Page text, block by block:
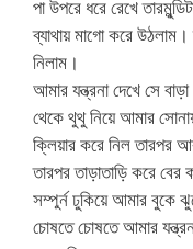
পা উপরে ধরে রেখে
ব্যাথায় মাগো করে
নিলাম।
আমার যন্ত্রনা দেখে সে
থেকে থুথু নিয়ে আমার
ক্লিয়ার করে নিল তারপর
তারপর তাড়াতাড়ি করে
সম্পুর্ন ঢুকিয়ে আমার বুকে
চোষতে চোষতে আমার